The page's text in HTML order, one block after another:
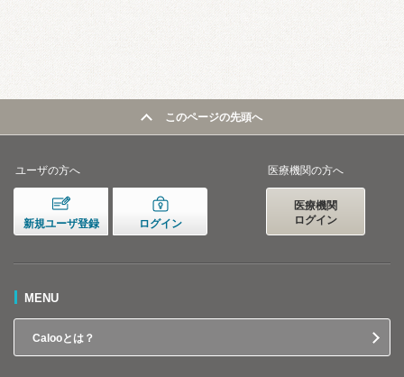
このページの先頭へ
ユーザの方へ
新規ユーザ登録 ログイン
医療機関の方へ
医療機関
ログイン
MENU
Calooとは？